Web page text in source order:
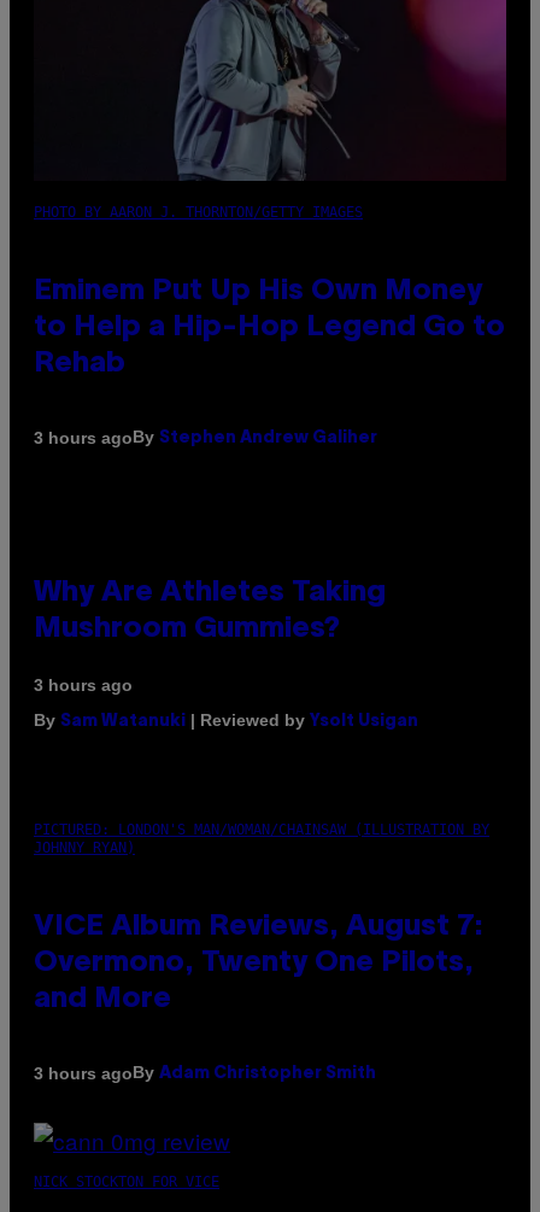
PHOTO BY AARON J. THORNTON/GETTY IMAGES
Eminem Put Up His Own Money
to Help a Hip-Hop Legend Go to
Rehab
3 hours agoBy Stephen Andrew Galiher
Why Are Athletes Taking
Mushroom Gummies?
3 hours ago
By Sam Watanuki | Reviewed by Ysolt Usigan
PICTURED: LONDON'S MAN/WOMAN/CHAINSAW (ILLUSTRATION BY
JOHNNY RYAN)
VICE Album Reviews, August 7:
Overmono, Twenty One Pilots,
and More
3 hours agoBy Adam Christopher Smith
NICK STOCKTON FOR VICE